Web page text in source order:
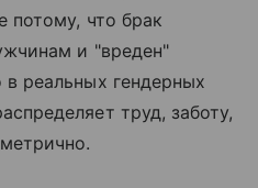
потому, что брак
и "вреден"
реальных гендерных
труд, заботу,